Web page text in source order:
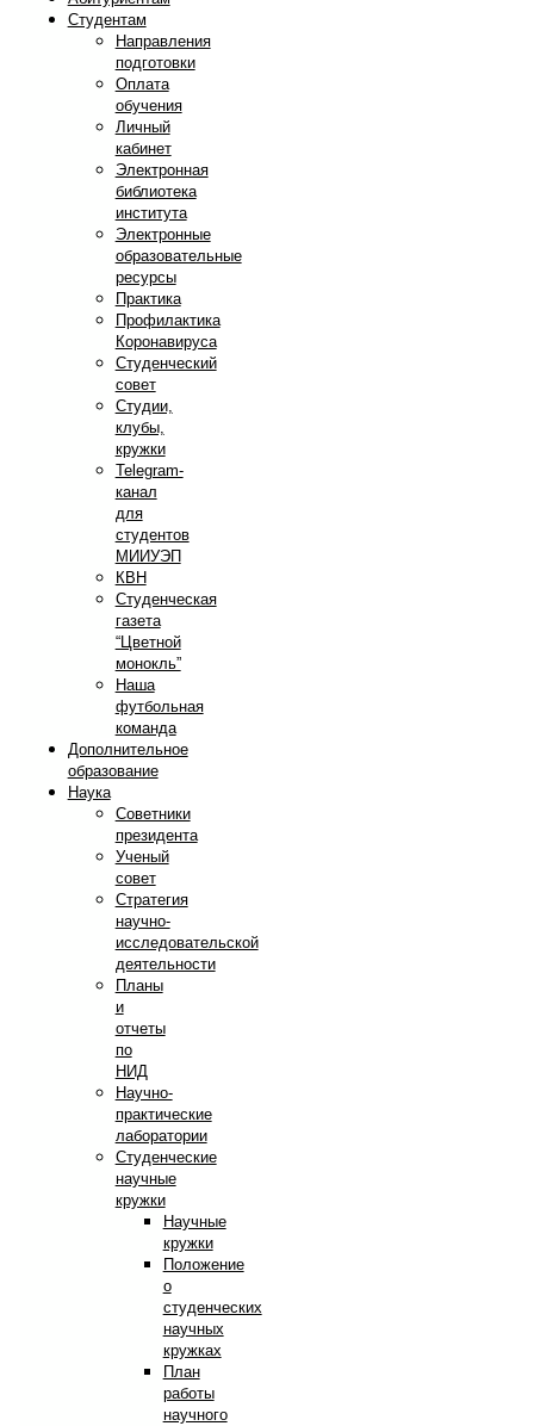
Студентам
Направления
подготовки
Оплата
обучения
Личный
кабинет
Электронная
библиотека
института
Электронные
образовательные
ресурсы
Практика
Профилактика
Коронавируса
Студенческий
совет
Студии,
клубы,
кружки
Telegram-
канал
для
студентов
МИИУЭП
КВН
Студенческая
газета
“Цветной
монокль”
Наша
футбольная
команда
Дополнительное
образование
Наука
Советники
президента
Ученый
совет
Стратегия
научно-
исследовательской
деятельности
Планы
и
отчеты
по
НИД
Научно-
практические
лаборатории
Студенческие
научные
кружки
Научные
кружки
Положение
о
студенческих
научных
кружках
План
работы
научного